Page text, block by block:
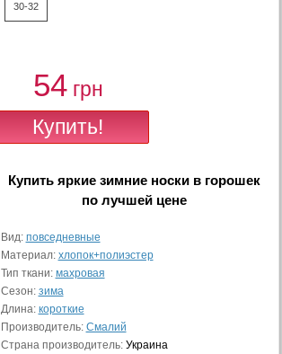
30-32
54грн
Купитьяркие зимние носки в горошек
по лучшей цене
Вид: повседневные
Материал: хлопок+полиэстер
Тип ткани: махровая
Сезон: зима
Длина: короткие
Производитель: Смалий
Страна производитель: Украина